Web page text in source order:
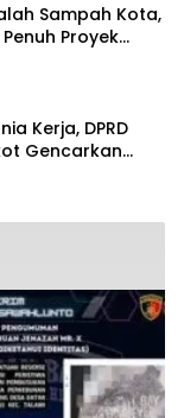
Sampah Kota,
Proyek
Kerja, DPRD
Gencarkan